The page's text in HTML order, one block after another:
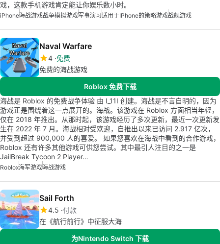
戏，这款手机游戏肯定能让你娱乐数小时。
iPhone海战游戏战争模拟游戏军事演习适用于iPhone的策略游戏战舰游戏
Naval Warfare
4 免费
免费的海战游戏
Roblox 免费下载
海战是 Roblox 的免费战争体验 由 I_11I 创建。海战是不言自明的，因为
游戏正是围绕着这一点展开的。海战。该游戏在 Roblox 方面相当年轻，
仅在 2018 年推出。从那时起，该游戏经历了多次更新，最近一次更新发
生在 2022 年 7 月。海战相对受欢迎，自推出以来已访问 2.917 亿次，
并受到超过 900,000 人的喜爱。 如果您喜欢在海战中看到的合作游戏，
Roblox 还有许多其他游戏可供您尝试。其中最引人注目的之一是
JailBreak Tycoon 2 Player…
Roblox海军游戏海战游戏
Sail Forth
4.5 付款
在《航行前行》中征服大海
为Nintendo Switch 下载